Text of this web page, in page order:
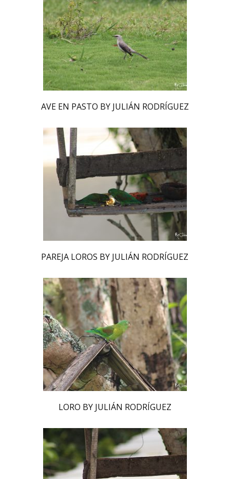
AVE EN PASTO BY JULIÁN RODRÍGUEZ
PAREJA LOROS BY JULIÁN RODRÍGUEZ
LORO BY JULIÁN RODRÍGUEZ